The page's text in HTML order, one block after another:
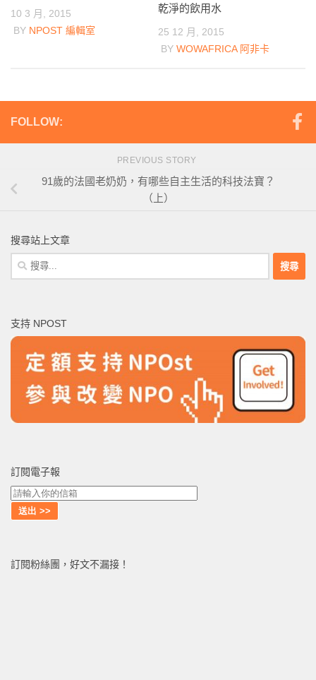
10 3 月, 2015
BY NPOST 編輯室
乾淨的飲用水
25 12 月, 2015
BY WOWAFRICA 阿非卡
FOLLOW:
PREVIOUS STORY
91歲的法國老奶奶，有哪些自主生活的科技法寶？
（上）
搜尋站上文章
搜
尋
字:
支持 NPOST
訂閱電子報
訂閱粉絲團，好文不漏接！